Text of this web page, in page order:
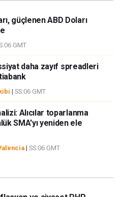
güçlenen ABD Doları
GMT
daha zayıf spreadleri
| SS:06 GMT
Alıcılar toparlanma
SMA'yı yeniden ele
| SS:06 GMT